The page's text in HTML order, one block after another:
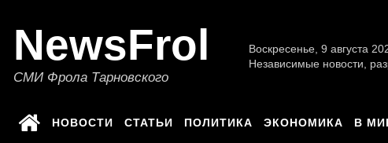
NewsFrol
СМИ Фрола Тарновского
Воскресенье, 9 августа
Независимые новости,
НОВОСТИ СТАТЬИ ПОЛИТИКА ЭКОНОМИКА В